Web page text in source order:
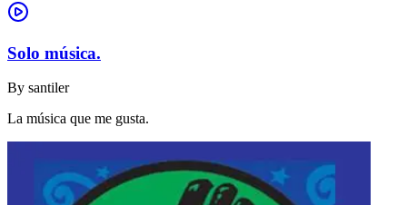
Solo música.
By santiler
La música que me gusta.